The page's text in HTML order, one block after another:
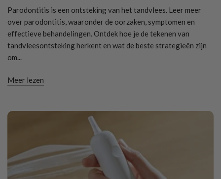
Parodontitis is een ontsteking van het tandvlees. Leer meer
over parodontitis, waaronder de oorzaken, symptomen en
effectieve behandelingen. Ontdek hoe je de tekenen van
tandvleesontsteking herkent en wat de beste strategieën zijn
om...
Meer lezen